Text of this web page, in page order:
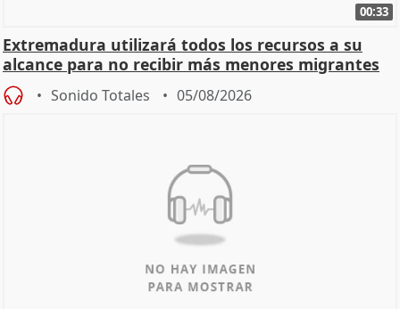
00:33
Extremadura utilizará todos los recursos a su
alcance para no recibir más menores migrantes
Sonido Totales 05/08/2026